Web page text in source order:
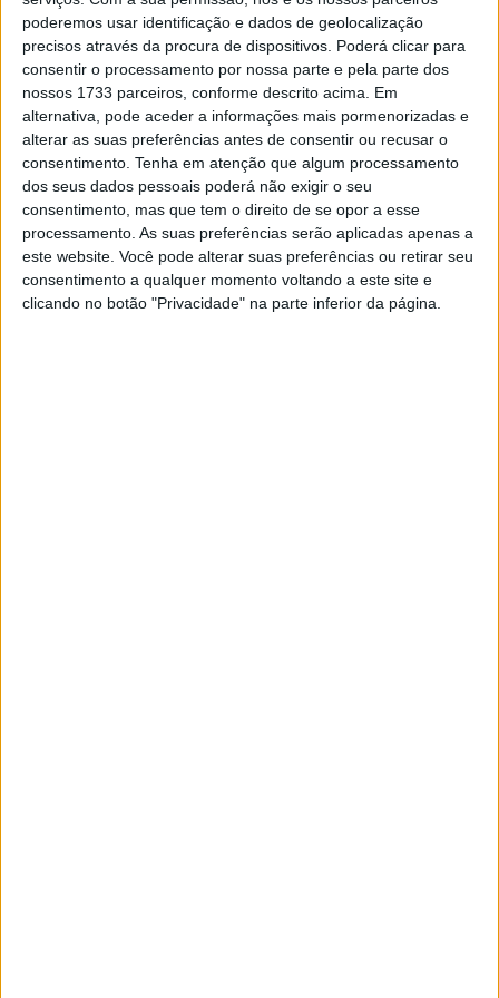
poderemos usar identificação e dados de geolocalização
precisos através da procura de dispositivos. Poderá clicar para
consentir o processamento por nossa parte e pela parte dos
nossos 1733 parceiros, conforme descrito acima. Em
alternativa, pode aceder a informações mais pormenorizadas e
alterar as suas preferências antes de consentir ou recusar o
consentimento. Tenha em atenção que algum processamento
dos seus dados pessoais poderá não exigir o seu
consentimento, mas que tem o direito de se opor a esse
processamento. As suas preferências serão aplicadas apenas a
este website. Você pode alterar suas preferências ou retirar seu
consentimento a qualquer momento voltando a este site e
clicando no botão "Privacidade" na parte inferior da página.
falta abordar o seu forte componente de segurança.
Artigos relacionados
Tampas GB Racing para a Ducati Panigale V4
2 SETEMBRO, 2025
3 milhões de motos vendidas na Europa em
2024!
27 FEVEREIRO, 2025